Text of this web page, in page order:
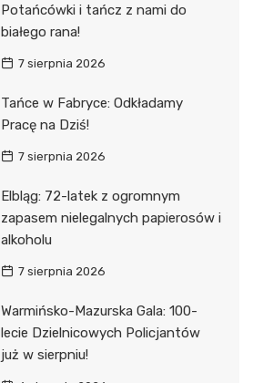
Potańcówki i tańcz z nami do
białego rana!
7 sierpnia 2026
Tańce w Fabryce: Odkładamy
Pracę na Dziś!
7 sierpnia 2026
Elbląg: 72-latek z ogromnym
zapasem nielegalnych papierosów i
alkoholu
7 sierpnia 2026
Warmińsko-Mazurska Gala: 100-
lecie Dzielnicowych Policjantów
już w sierpniu!